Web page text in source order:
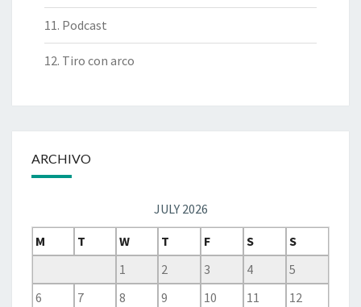
11. Podcast
12. Tiro con arco
ARCHIVO
JULY 2026
M
T W T F S
S
1
2 3 4
5
6
7 8 9 10 11
12